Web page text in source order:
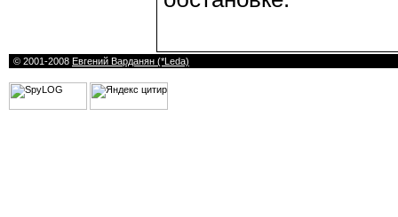
© 2001-2008 Евгений Варданян (*Leda)